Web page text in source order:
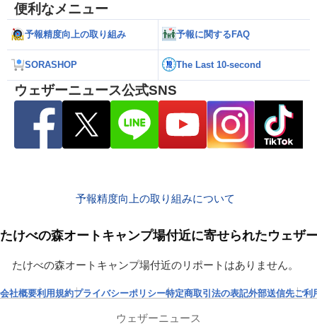
便利なメニュー
予報精度向上の取り組み 予報に関するFAQ
SORASHOP The Last 10-second
ウェザーニュース公式SNS
予報精度向上の取り組みについて
たけべの森オートキャンプ場付近に寄せられたウェザ
たけべの森オートキャンプ場付近のリポートはありません。
会社概要利用規約プライバシーポリシー特定商取引法の表記外部送信先ご利
ウェザーニュース